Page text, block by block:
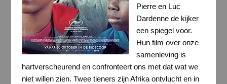
Pierre en Luc
Dardenne de kijker
een spiegel voor.
Hun film over onze
samenleving is
hartverscheurend en confronteert ons met dat wat we
niet willen zien. Twee tieners zijn Afrika ontvlucht en in